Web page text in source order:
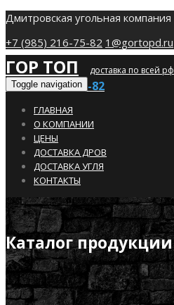
Дмитровская угольная компания
+7 (985) 216-75-82 1@gortopd.ru
ГОР ТОП доставка по всей рф
+7 (985) 216-75-82
Toggle navigation
ГЛАВНАЯ
О КОМПАНИИ
ЦЕНЫ
ДОСТАВКА ДРОВ
ДОСТАВКА УГЛЯ
КОНТАКТЫ
Каталог продукции